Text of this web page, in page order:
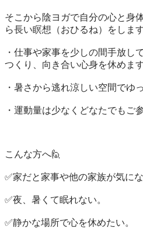
そこから陰ヨガで自分の心と身
ら長い瞑想（おひるね）をします
・仕事や家事を少しの間手放し
つくり、向き合い心身を休めます
・暑さから逃れ涼しい空間でゆ
・運動量は少なくどなたでもご
こんな方へ🙋
✅家だと家事や他の家族が気に
✅夜、暑くて眠れない。
✅静かな場所で心を休めたい。